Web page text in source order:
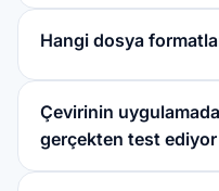
Hangi dosya
Çevirinin
gerçekten test